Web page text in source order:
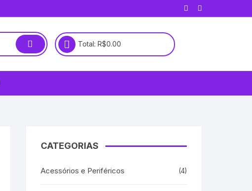
Total: R$0.00
CATEGORIAS
Acessórios e Periféricos (4)